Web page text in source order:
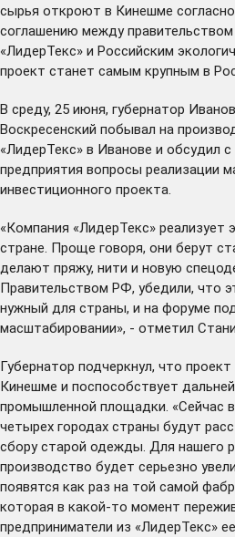
сырья откроют в Кинешме
соглашению между
«ЛидерТекс» и Российским
проект станет самым крупным в
В среду, 25 июня, губернатор
Воскресенский побывал на
«ЛидерТекс» в Иванове и обсудил
предприятия вопросы реализации
инвестиционного проекта.
«Компания «ЛидерТекс» реализует
стране. Проще говоря, они берут
делают пряжу, нити и новую
Правительством РФ, убедили, что
нужный для страны, и на форуме
масштабировании», - отметил
Губернатор подчеркнул, что
Кинешме и поспособствует
промышленной площадки. «Сейчас
четырех городах страны будут
сбору старой одежды. Для нашего
производство будет серьезно
появятся как раз на той самой
которая в какой-то момент
предприниматели из «ЛидерТекс»